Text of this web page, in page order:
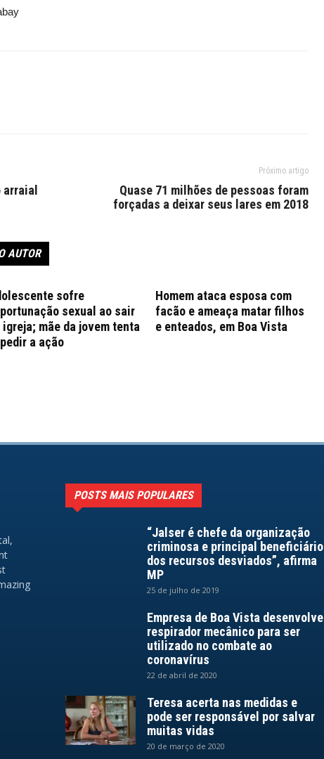
Próximo artigo
Quase 71 milhões de pessoas foram
forçadas a deixar seus lares em 2018
AUTOR
sofre
sexual ao sair
igreja; mãe da jovem tenta
a ação
Homem ataca esposa com
facão e ameaça matar filhos
e enteados, em Boa Vista
POSTS MAIS POPULARES
“Jalser é chefe da organização
criminosa e principal beneficiário
dos recursos desviados”, afirma
MP
25 de julho de 2019
Empresa de Boa Vista desenvolve
respirador mecânico para ser
utilizado no combate ao
coronavírus
22 de abril de 2020
Teresa acerta nas medidas e
pode ser responsável por salvar
muitas vidas
20 de março de 2020